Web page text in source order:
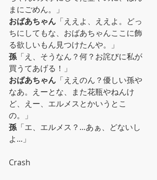
まにごめん。」
おばあちゃん 「ええよ、ええよ。どっ
ちにしてもな、おばあちゃんここに飾
る欲しいもん見つけたんや。」
孫 「え、そうなん？何？お詫びに私が
買うてあげる！」
おばあちゃん 「ええのん？優しい孫や
なあ。えーとな、また花瓶やねんけ
ど、えー、エルメスとかいうとこ
の。」
孫 「エ、エルメス？…あぁ、どないし
よ...」
Crash